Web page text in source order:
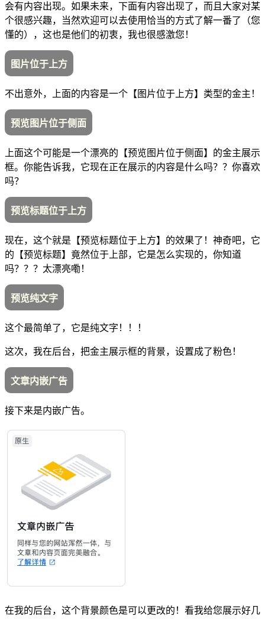
会有内容出现。如果未来，下面有内容出现了，而且大家对某
个很感兴趣，当然欢迎可以去使用恰当的方式了解一番了（您
懂的），这也是他们的初衷，我也很感激您！
图片位于上方
不出意外，上面的内容是一个【图片位于上方】类型的金主！
预览图片位于侧面
上面这个可能是一个漂亮的【预览图片位于侧面】的金主展示
框。你能告诉我，它现在正在展示的内容是什么吗？？你喜欢
吗？
预览标题位于上方
现在，这个就是【预览标题位于上方】的效果了！神奇吧，它
的【预览标题】竟然位于上部，它是怎么实现的，你知道
吗？？？太漂亮嘞！
预览纯文字
这个最简单了，它是纯文字！！！
这次，我在后台，把金主展示框的背景，设置成了粉色！
文章内嵌广告
接下来是内嵌广告。
在我的后台，这个背景颜色是可以更改的！看我给您展示好几